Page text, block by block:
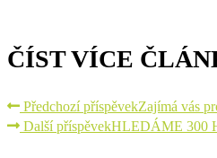
ČÍST VÍCE
Předchozí příspěvekZajímá vás
Další příspěvekHLEDÁME 300